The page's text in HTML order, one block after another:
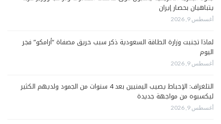
يتباهيان بحصار إيران
أغسطس 9, 2026
لماذا تجنبت وزارة الطاقة السعودية ذكر سبب حريق مصفاة “أرامكو” فجر
اليوم
أغسطس 9, 2026
التلغراف: الإحباط يصيب اليمنيين بعد 4 سنوات من الجمود ولديهم الكثير
ليكسبوه من مواجهة جديدة
أغسطس 9, 2026